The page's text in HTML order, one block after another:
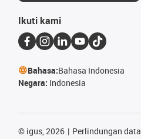
Ikuti kami
Bahasa:Bahasa Indonesia
Negara: Indonesia
© igus, 2026 Perlindungan data